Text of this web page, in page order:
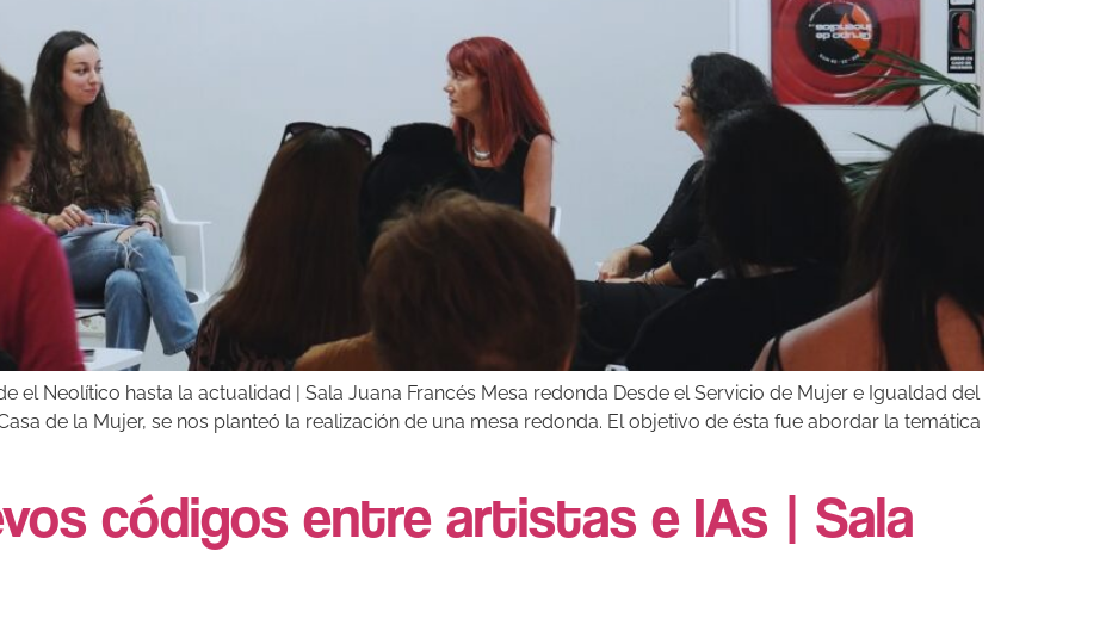
el Neolítico hasta la actualidad | Sala Juana Francés Mesa redonda Desde el Servicio de Mujer e Igualdad del
de la Mujer, se nos planteó la realización de una mesa redonda. El objetivo de ésta fue abordar la temática
códigos entre artistas e IAs | Sala